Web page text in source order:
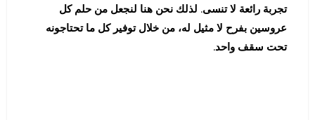
تجربة رائعة لا تنسى. لذلك نحن هنا لنجعل من حلم كل
عروسين بفرح لا مثيل له، من خلال توفير كل ما تحتاجونه
تحت سقف واحد.